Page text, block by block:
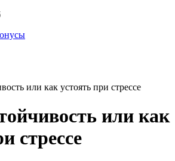
или как устоять при стрессе
или как
стрессе